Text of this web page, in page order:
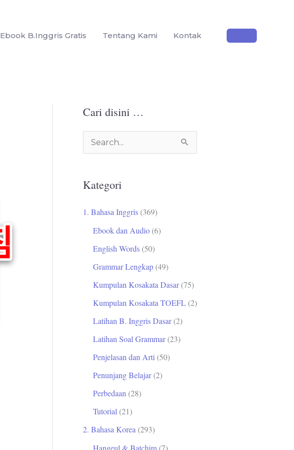
Ebook B.Inggris Gratis Tentang Kami Kontak
Cari disini …
i
u
Kategori
1. Bahasa Inggris (369)
Ebook dan Audio (6)
English Words (50)
Grammar Lengkap (49)
Kumpulan Kosakata Dasar(75)
Kumpulan Kosakata TOEFL (2)
Latihan B. Inggris Dasar(2)
Latihan Soal Grammar(23)
Penjelasan dan Arti (50)
Penunjang Belajar(2)
Perbedaan (28)
Tutorial (21)
2. Bahasa Korea (293)
Hangeul & Batchim (7)